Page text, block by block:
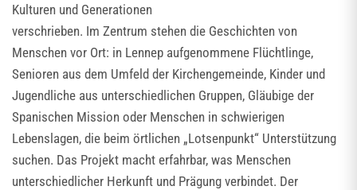
Kulturen und Generationen
verschrieben. Im Zentrum stehen die Geschichten von
Menschen vor Ort: in Lennep aufgenommene Flüchtlinge,
Senioren aus dem Umfeld der Kirchengemeinde, Kinder und
Jugendliche aus unterschiedlichen Gruppen, Gläubige der
Spanischen Mission oder Menschen in schwierigen
Lebenslagen, die beim örtlichen „Lotsenpunkt“ Unterstützung
suchen. Das Projekt macht erfahrbar, was Menschen
unterschiedlicher Herkunft und Prägung verbindet. Der